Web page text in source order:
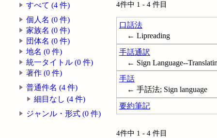
すべて (4 件)
個人名 (0 件)
家族名 (0 件)
団体名 (0 件)
地名 (0 件)
統一タイトル (0 件)
著作 (0 件)
普通件名 (4 件)
細目なし (4 件)
ジャンル・形式 (0 件)
4件中 1 - 4 件目
口話法
← Lipreading
手話通訳
← Sign Language--
手話
← 手話法; Sign language
要約筆記
4件中 1 - 4 件目